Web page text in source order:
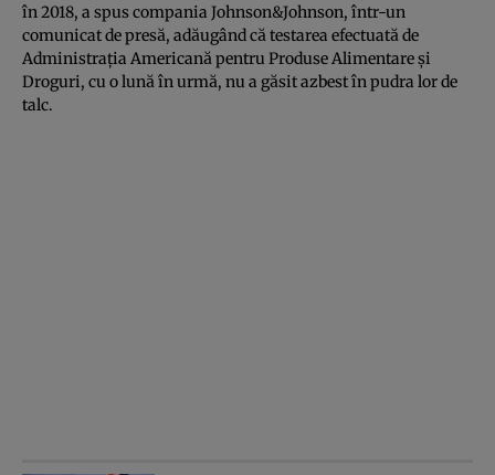
în 2018, a spus compania Johnson&Johnson, într-un
comunicat de presă, adăugând că testarea efectuată de
Administraţia Americană pentru Produse Alimentare şi
Droguri, cu o lună în urmă, nu a găsit azbest în pudra lor de
talc.